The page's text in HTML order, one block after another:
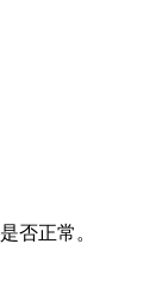
否正常。